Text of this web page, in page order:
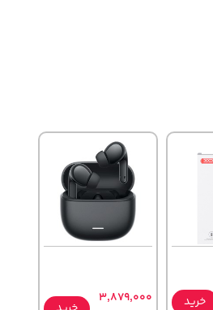
خرید
3,879,000